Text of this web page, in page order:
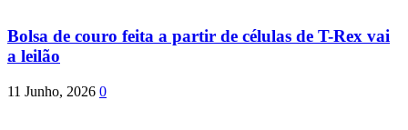
Bolsa de couro feita a partir de células de T-Rex vai
a leilão
11 Junho, 2026 0